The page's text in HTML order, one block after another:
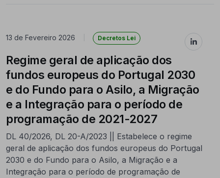
13 de Fevereiro 2026 Decretos Lei
Regime geral de aplicação dos
fundos europeus do Portugal 2030
e do Fundo para o Asilo, a Migração
e a Integração para o período de
programação de 2021-2027
DL 40/2026, DL 20-A/2023 || Estabelece o regime
geral de aplicação dos fundos europeus do Portugal
2030 e do Fundo para o Asilo, a Migração e a
Integração para o período de programação de